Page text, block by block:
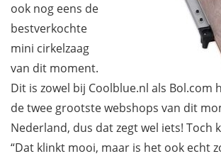
ook nog eens de
bestverkochte
mini cirkelzaag
van dit moment.
Dit is zowel bij Coolblue.nl als Bol.com
de twee grootste webshops van dit
Nederland, dus dat zegt wel iets! Toch
“Dat klinkt mooi, maar is het ook echt